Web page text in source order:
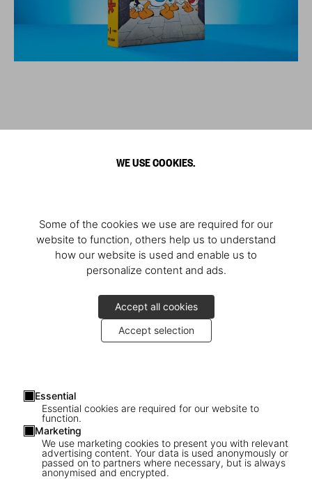
WE USE COOKIES.
Some of the cookies we use are required for our
website to function, others help us to understand
how our website is used and enable us to
personalize content and ads.
Accept all cookies
Accept selection
Essential
Essential cookies are required for our website to
function.
Marketing
We use marketing cookies to present you with relevant
advertising content. Your data is used anonymously or
passed on to partners where necessary, but is always
anonymised and encrypted.